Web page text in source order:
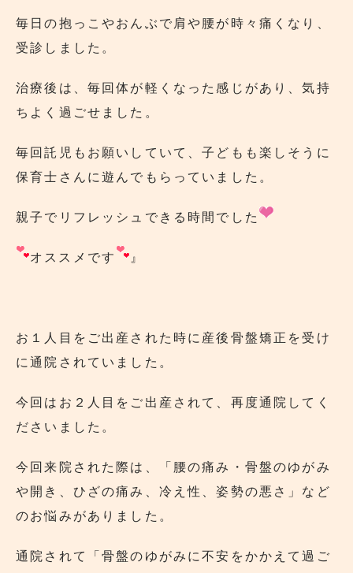
毎日の抱っこやおんぶで肩や腰が時々痛くなり、
受診しました。
治療後は、毎回体が軽くなった感じがあり、気持
ちよく過ごせました。
毎回託児もお願いしていて、子どもも楽しそうに
保育士さんに遊んでもらっていました。
親子でリフレッシュできる時間でした
オススメです 』
お１人目をご出産された時に産後骨盤矯正を受け
に通院されていました。
今回はお２人目をご出産されて、再度通院してく
ださいました。
今回来院された際は、「腰の痛み・骨盤のゆがみ
や開き、ひざの痛み、冷え性、姿勢の悪さ」など
のお悩みがありました。
通院されて「骨盤のゆがみに不安をかかえて過ご